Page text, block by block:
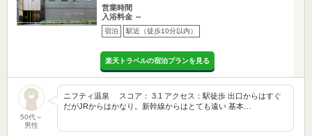
営業時間
入浴料金 ～
宿泊 駅近（徒歩10分以内）
楽天トラベルの宿泊プランを見る
50代～
男性
ニフティ温泉 スコア： 3.1 アクセス：駅徒歩 出口からはすぐ
だがJRからはかなり。新幹線からはとても遠い 基本…